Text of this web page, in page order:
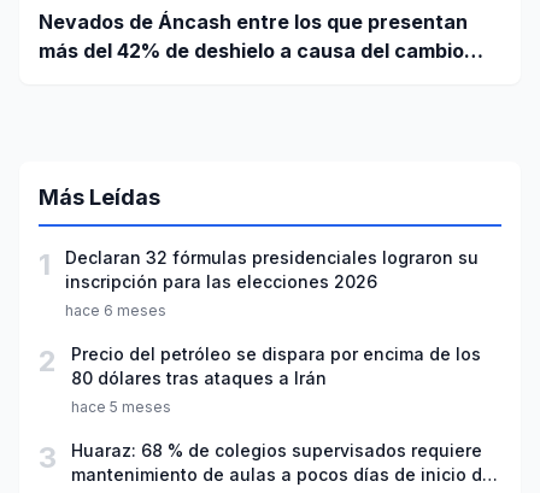
Nevados de Áncash entre los que presentan
más del 42% de deshielo a causa del cambio
Más Leídas
1
Declaran 32 fórmulas presidenciales lograron su
inscripción para las elecciones 2026
hace 6 meses
2
Precio del petróleo se dispara por encima de los
80 dólares tras ataques a Irán
hace 5 meses
3
Huaraz: 68 % de colegios supervisados requiere
mantenimiento de aulas a pocos días de inicio del